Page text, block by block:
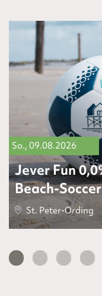
So., 09.08.2026
Jever Fun
Beach-
St. Peter-Ording